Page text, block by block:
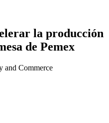
la producción
de Pemex